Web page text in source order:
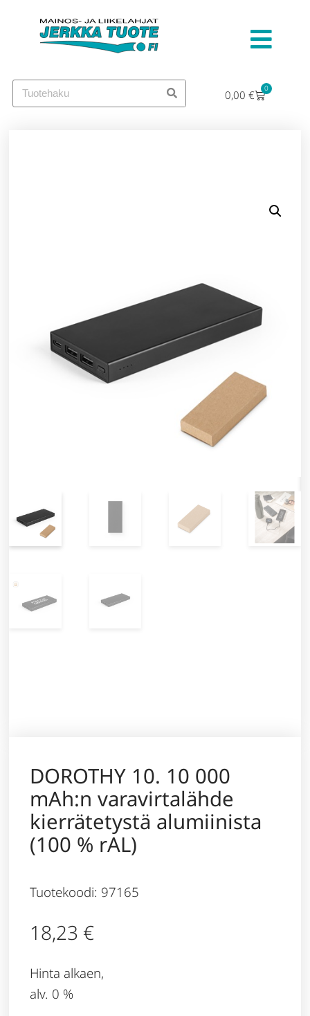
0,00 € 0
DOROTHY 10. 10 000
mAh:n varavirtalähde
kierrätetystä alumiinista
(100 % rAL)
Tuotekoodi: 97165
18,23 €
Hinta alkaen,
alv. 0 %